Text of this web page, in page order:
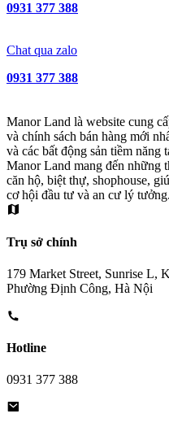
0931 377 388
Chat qua zalo
0931 377 388
Manor Land là website cung
và chính sách bán hàng mới
và các bất động sản tiềm
Manor Land mang đến những
căn hộ, biệt thự, shophouse,
cơ hội đầu tư và an cư lý tưởng.
Trụ sở chính
179 Market Street, Sunrise L,
Phường Định Công, Hà Nội
Hotline
0931 377 388